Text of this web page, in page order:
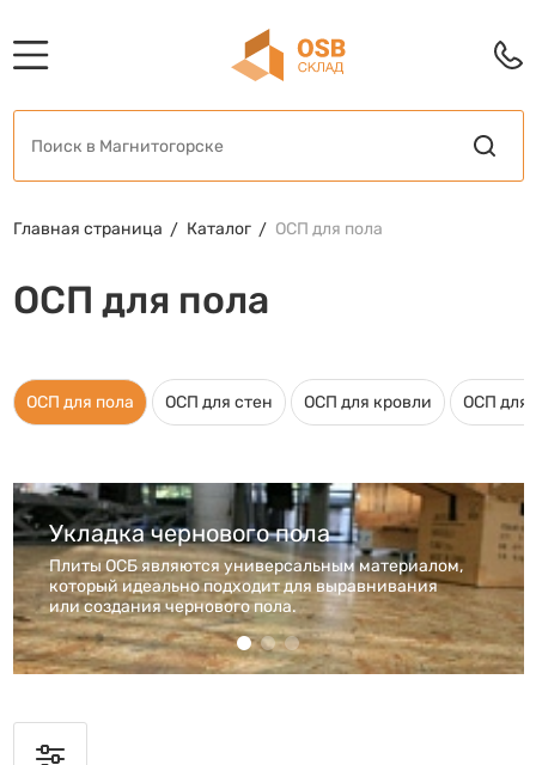
Главная страница Каталог ОСП для пола
ОСП для пола
ОСП для пола ОСП для стен ОСП для кровли ОСП для
Укладка чернового пола
Плиты ОСБ являются универсальным материалом,
который идеально подходит для выравнивания
или создания чернового пола.